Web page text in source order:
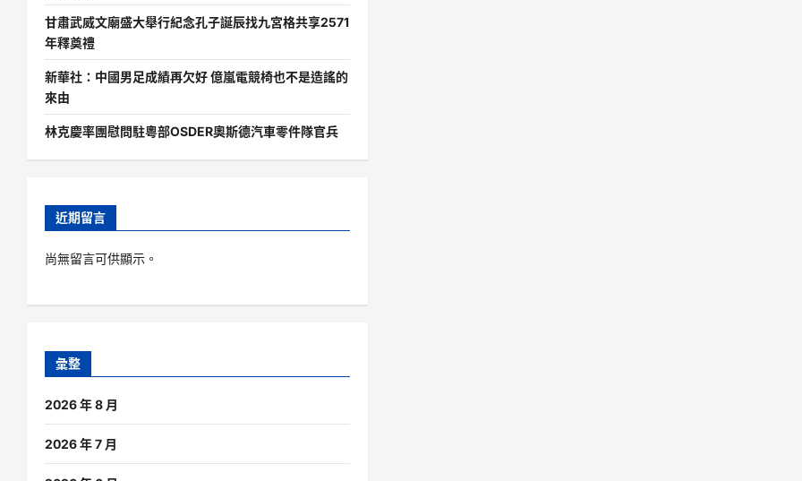
甘肅武威文廟盛大舉行紀念孔子誕辰找九宮格共享2571
年釋奠禮
新華社：中國男足成績再欠好 億嵐電競椅也不是造謠的
來由
林克慶率團慰問駐粵部OSDER奧斯德汽車零件隊官兵
近期留言
尚無留言可供顯示。
彙整
2026 年 8 月
2026 年 7 月